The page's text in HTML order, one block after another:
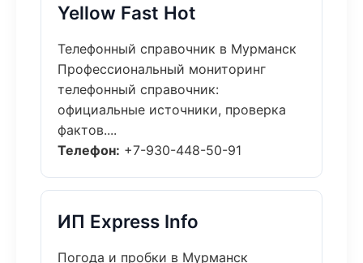
Yellow Fast Hot
Телефонный справочник в Мурманск
Профессиональный мониторинг
телефонный справочник:
официальные источники, проверка
фактов....
Телефон: +7-930-448-50-91
ИП Express Info
Погода и пробки в Мурманск